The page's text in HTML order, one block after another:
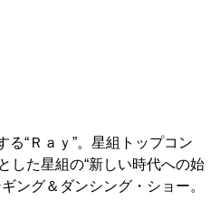
る“Ｒａｙ”。星組トップコン
した星組の“新しい時代への始
ング＆ダンシング・ショー。